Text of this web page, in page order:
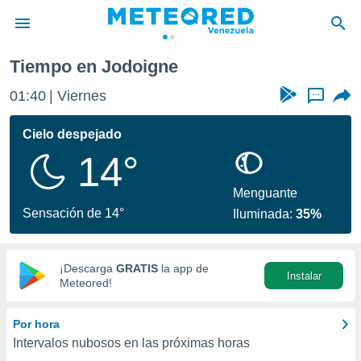
de
ha
calidad.
a este
las
y
digital
basada
Tiempo en Jodoigne
01:40 Viernes ...
Cielo despejado
14°
Sensación de 14°
Menguante
Iluminada:35%
¡Descarga GRATIS la app de
Meteored!
Instalar
Por hora
Intervalos nubosos en las próximas horas